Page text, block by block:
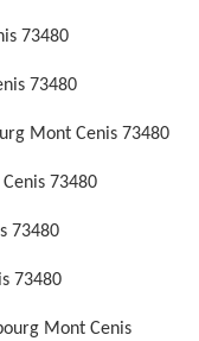
73480
73480
Mont Cenis 73480
73480
73480
73480
Mont Cenis